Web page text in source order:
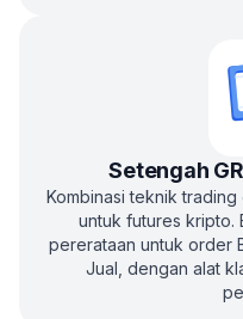
Setengah
Kombinasi teknik
untuk futures kripto.
pererataan untuk order
Jual, dengan alat